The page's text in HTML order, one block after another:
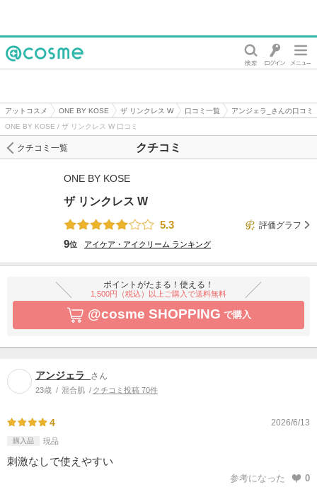
アットコスメ ONE BY KOSE ザ リンクレス W 口コミ一覧
アンジェラ_さんの口コミ
ONE BY KOSE / ザ リンクレス W 口コミ
クチコミ
クチコミ一覧
ONE BY KOSE
ザ リンクレス W
5.3
評価グラフ
9位 アイケア・アイクリーム ランキング
ポイントがたまる！使える！
1,500円（税込）以上ご購入で送料無料
@cosme SHOPPING で購入
アンジェラ_ さん
23歳 混合肌 クチコミ投稿 70件
4 2026/6/13
購入品 現品
刺激なしで使えやすい
参考になった 0